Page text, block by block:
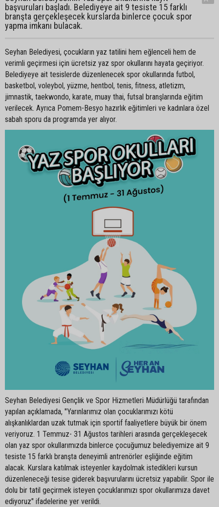
başvuruları başladı. Belediyeye ait 9 tesiste 15 farklı
branşta gerçekleşecek kurslarda binlerce çocuk spor
yapma imkanı bulacak.
Seyhan Belediyesi, çocukların yaz tatilini hem eğlenceli hem de
verimli geçirmesi için ücretsiz yaz spor okullarını hayata geçiriyor.
Belediyeye ait tesislerde düzenlenecek spor okullarında futbol,
basketbol, voleybol, yüzme, hentbol, tenis, fitness, atletizm,
jimnastik, taekwondo, karate, muay thai, futsal branşlarında eğitim
verilecek. Ayrıca Pomem-Besyo hazırlık eğitimleri ve kadınlara özel
sabah sporu da programda yer alıyor.
Seyhan Belediyesi Gençlik ve Spor Hizmetleri Müdürlüğü tarafından
yapılan açıklamada, "Yarınlarımız olan çocuklarımızı kötü
alışkanlıklardan uzak tutmak için sportif faaliyetlere büyük bir önem
veriyoruz. 1 Temmuz- 31 Ağustos tarihleri arasında gerçekleşecek
olan yaz spor okullarımızda binlerce çocuğumuz belediyemize ait 9
tesiste 15 farklı branşta deneyimli antrenörler eşliğinde eğitim
alacak. Kurslara katılmak isteyenler kaydolmak istedikleri kursun
düzenleneceği tesise giderek başvurularını ücretsiz yapabilir. Spor ile
dolu bir tatil geçirmek isteyen çocuklarımızı spor okullarımıza davet
ediyoruz" ifadelerine yer verildi.